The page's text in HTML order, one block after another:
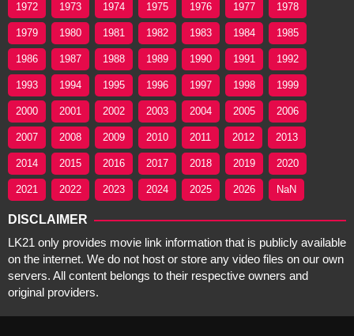
1972 1973 1974 1975 1976 1977 1978
1979 1980 1981 1982 1983 1984 1985
1986 1987 1988 1989 1990 1991 1992
1993 1994 1995 1996 1997 1998 1999
2000 2001 2002 2003 2004 2005 2006
2007 2008 2009 2010 2011 2012 2013
2014 2015 2016 2017 2018 2019 2020
2021 2022 2023 2024 2025 2026 NaN
DISCLAIMER
LK21 only provides movie link information that is publicly available
on the internet. We do not host or store any video files on our own
servers. All content belongs to their respective owners and
original providers.